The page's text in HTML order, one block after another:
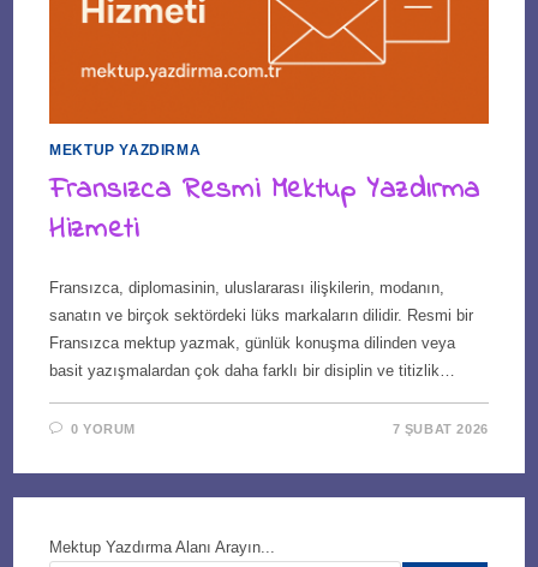
MEKTUP YAZDIRMA
Fransızca Resmi Mektup Yazdırma
Hizmeti
Fransızca, diplomasinin, uluslararası ilişkilerin, modanın,
sanatın ve birçok sektördeki lüks markaların dilidir. Resmi bir
Fransızca mektup yazmak, günlük konuşma dilinden veya
basit yazışmalardan çok daha farklı bir disiplin ve titizlik…
0 YORUM 7 ŞUBAT 2026
Mektup Yazdırma Alanı Arayın...